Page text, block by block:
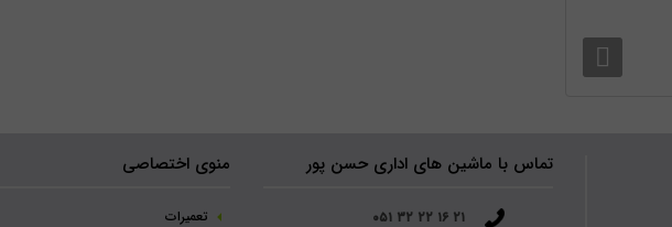
تماس با ماشین های اداری حسن پور
۰۵۱ ۳۲ ۲۲ ۱۶ ۲۱
منوی اختصاصی
تعمیرات